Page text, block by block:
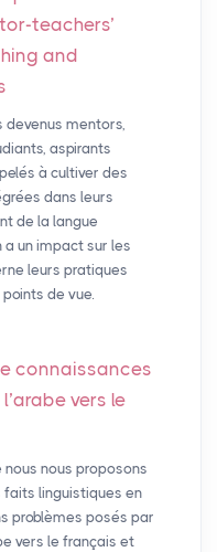
teachers’
and
devenus mentors,
aspirants
à cultiver des
dans leurs
de la langue
un impact sur les
leurs pratiques
de vue.
connaissances
vers le
nous proposons
linguistiques en
problèmes posés par
vers le français et